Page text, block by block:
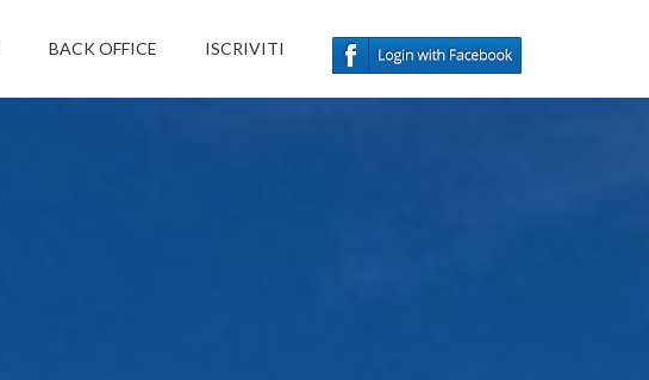
BACK OFFICE ISCRIVITI